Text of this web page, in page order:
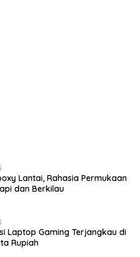
Lantai, Rahasia Permukaan
dan Berkilau
Laptop Gaming Terjangkau di
Rupiah